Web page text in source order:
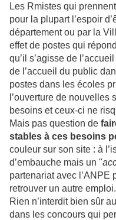
Les Rmistes qui
pour la plupart l’espoir
département ou par la
effet de postes qui
qu’il s’agisse de
de l’accueil du public
postes dans les écoles
l’ouverture de nouvelles
besoins et ceux-ci ne
Mais pas question de
stables à ces besoins
couleur sur son site : à
d’embauche mais un "
partenariat avec l’ANPE
retrouver un autre emploi.
Rien n’interdit bien sûr
dans les concours qui